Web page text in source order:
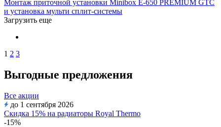
Монтаж приточной установки Minibox E-650 PREMIUM GTC
и установка мульти сплит-системы
Загрузить еще
1 2 3
Выгодные предложения
Все акции
до 1 сентября 2026
Скидка 15% на радиаторы Royal Thermo
-15%